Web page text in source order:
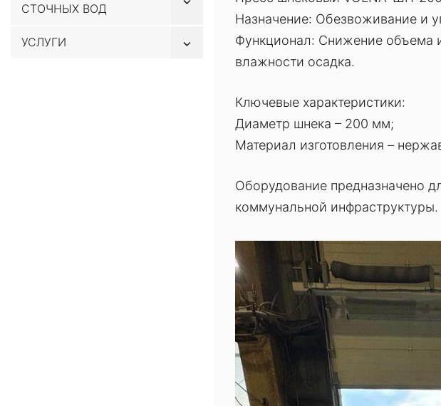
СТОЧНЫХ ВОД
УСЛУГИ
Показывать
Назначение: Обезвоживание и
Функционал: Снижение объема
влажности осадка.
Ключевые характеристики:
Диаметр шнека – 200 мм;
Материал изготовления –
Оборудование предназначено
коммунальной инфраструктуры.